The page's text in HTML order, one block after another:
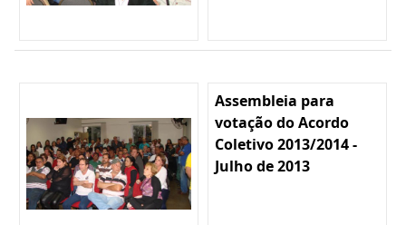
Assembleia para
votação do Acordo
Coletivo 2013/2014 -
Julho de 2013